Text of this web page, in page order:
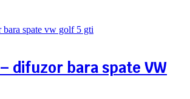
difuzor bara spate VW